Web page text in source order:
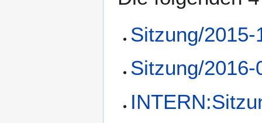
Sitzung/2015-
Sitzung/2016-